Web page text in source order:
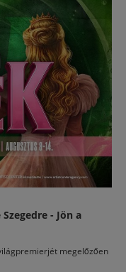
- Jön a
megelőzően